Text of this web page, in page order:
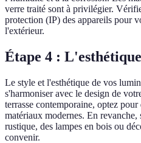
verre traité sont à privilégier.
protection (IP) des appareils pour
l'extérieur.
Étape 4 :
Le style et l'esthétique de vos
s'harmoniser avec le design de
terrasse contemporaine, optez pour
matériaux modernes. En
rustique, des lampes en bois ou
convenir.